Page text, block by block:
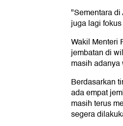
"Sementara
juga lagi
Wakil Menteri
jembatan di
masih
Berdasarkan
ada empat
masih terus
segera